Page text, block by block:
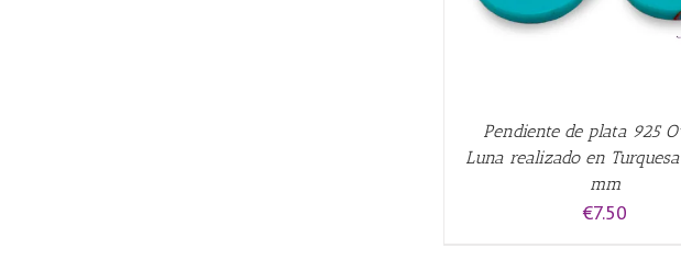
Pendiente de plata 925
Luna realizado en
mm
€7.50